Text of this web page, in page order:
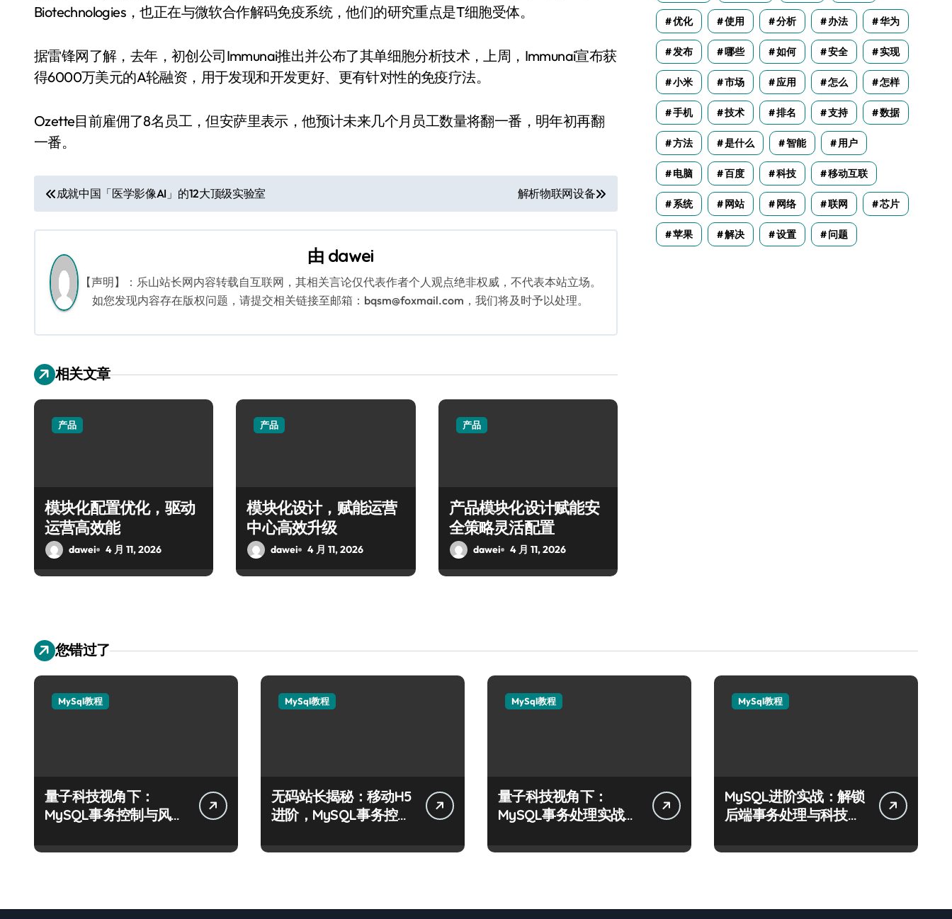
Biotechnologies，也正在与微软合作解码免疫系统，他们的研究重点是T细胞受体。
据雷锋网了解，去年，初创公司Immunai推出并公布了其单细胞分析技术，上周，Immunai宣布获
得6000万美元的A轮融资，用于发现和开发更好、更有针对性的免疫疗法。
Ozette目前雇佣了8名员工，但安萨里表示，他预计未来几个月员工数量将翻一番，明年初再翻
一番。
文
章
航
成就中国「医学影像AI」的12大顶级实验室 解析物联网设备
由 dawei
【声明】：乐山站长网内容转载自互联网，其相关言论仅代表作者个人观点绝非权威，不代表本站立场。
如您发现内容存在版权问题，请提交相关链接至邮箱：bqsm@foxmail.com，我们将及时予以处理。
相关文章
产品
模块化配置优化，驱动
运营高效能
dawei 4 月 11, 2026
产品
模块化设计，赋能运营
中心高效升级
dawei 4 月 11, 2026
产品
产品模块化设计赋能安
全策略灵活配置
dawei 4 月 11, 2026
优化 使用 分析 办法 华为
发布 哪些 如何 安全 实现
小米 市场 应用 怎么 怎样
手机 技术 排名 支持 数据
方法 是什么 智能 用户
电脑 百度 科技 移动互联
系统 网站 网络 联网 芯片
苹果 解决 设置 问题
您错过了
MySql教程
量子科技视角下：
MySQL事务控制与风控
MySql教程
无码站长揭秘：移动H5
进阶，MySQL事务控制
MySql教程
量子科技视角下：
MySQL事务处理实战精
MySql教程
MySQL进阶实战：解锁
后端事务处理与科技性